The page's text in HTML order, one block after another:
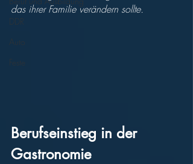
DDR
Auto
Feste
das ihrer Familie verändern sollte.
Berufseinstieg in der
Gastronomie